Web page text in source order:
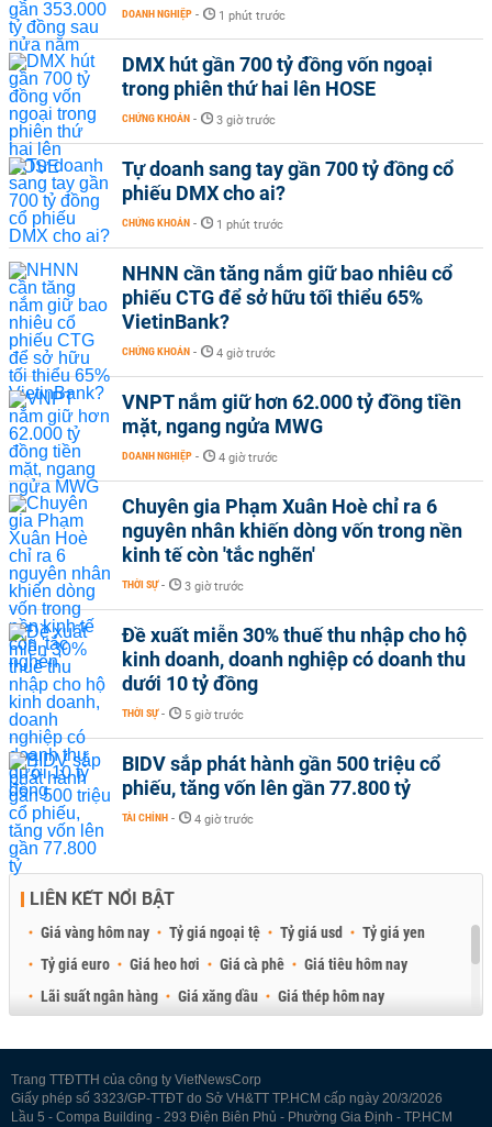
DOANH NGHIỆP - 1 phút trước
DMX hút gần 700 tỷ đồng vốn ngoại
trong phiên thứ hai lên HOSE
CHỨNG KHOÁN - 3 giờ trước
Tự doanh sang tay gần 700 tỷ đồng cổ
phiếu DMX cho ai?
CHỨNG KHOÁN - 1 phút trước
NHNN cần tăng nắm giữ bao nhiêu cổ
phiếu CTG để sở hữu tối thiểu 65%
VietinBank?
CHỨNG KHOÁN - 4 giờ trước
VNPT nắm giữ hơn 62.000 tỷ đồng tiền
mặt, ngang ngửa MWG
DOANH NGHIỆP - 4 giờ trước
Chuyên gia Phạm Xuân Hoè chỉ ra 6
nguyên nhân khiến dòng vốn trong nền
kinh tế còn 'tắc nghẽn'
THỜI SỰ - 3 giờ trước
Đề xuất miễn 30% thuế thu nhập cho hộ
kinh doanh, doanh nghiệp có doanh thu
dưới 10 tỷ đồng
THỜI SỰ - 5 giờ trước
BIDV sắp phát hành gần 500 triệu cổ
phiếu, tăng vốn lên gần 77.800 tỷ
TÀI CHÍNH - 4 giờ trước
LIÊN KẾT NỔI BẬT
Giá vàng hôm nay Tỷ giá ngoại tệ Tỷ giá usd
Tỷ giá yen
Tỷ giá euro
Giá heo hơi Giá cà phê
Giá tiêu hôm nay
Lãi suất ngân hàng
Giá xăng dầu
Giá thép hôm nay
Trang TTĐTTH của công ty VietNewsCorp
Giấy phép số 3323/GP-TTĐT do Sở VH&TT TP.HCM cấp ngày 20/3/2026
Lầu 5 - Compa Building - 293 Điện Biên Phủ - Phường Gia Định - TP.HCM